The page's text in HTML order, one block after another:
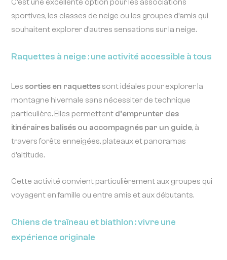
C’est une excellente option pour les associations
sportives, les classes de neige ou les groupes d’amis qui
souhaitent explorer d’autres sensations sur la neige.
Raquettes à neige : une activité accessible à tous
Les sorties en raquettes sont idéales pour explorer la
montagne hivernale sans nécessiter de technique
particulière. Elles permettent d’emprunter des
itinéraires balisés ou accompagnés par un guide, à
travers forêts enneigées, plateaux et panoramas
d’altitude.
Cette activité convient particulièrement aux groupes qui
voyagent en famille ou entre amis et aux débutants.
Chiens de traîneau et biathlon : vivre une
expérience originale